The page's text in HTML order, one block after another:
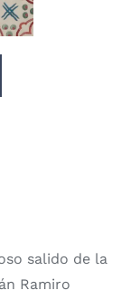
salido de la
Ramiro